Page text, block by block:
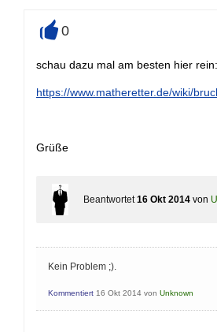
0
schau dazu mal am besten hier rein:
https://www.matheretter.de/wiki/
Grüße
Beantwortet 16 Okt 2014 von
Kein Problem ;).
Kommentiert 16 Okt 2014 von Unknown